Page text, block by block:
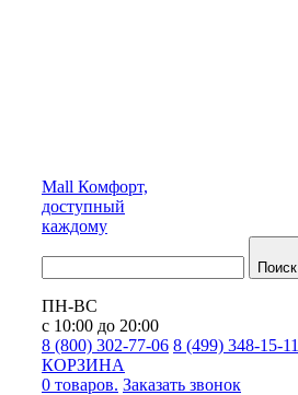
Mall Комфорт,
доступный
каждому
Поиск
ПН-ВС
с 10:00 до 20:00
8 (800) 302-77-06 8 (499) 348-15-11
КОРЗИНА
0 товаров. Заказать звонок